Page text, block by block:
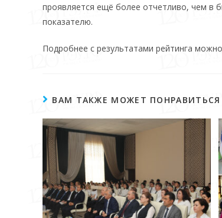
проявляется ещё более отчетливо, чем в
показателю.
Подробнее с результатами рейтинга
ВАМ ТАКЖЕ МОЖЕТ ПОНРАВИТЬСЯ